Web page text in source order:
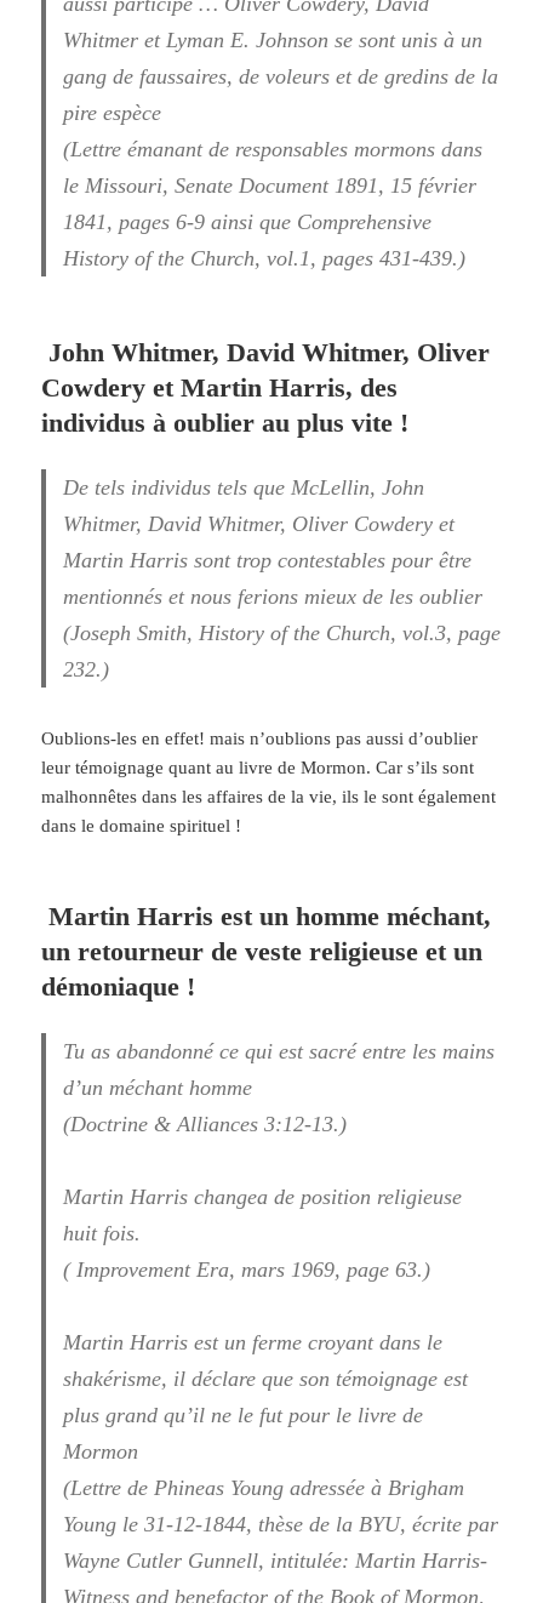
Whitmer et Lyman E. Johnson se sont unis à un
gang de faussaires, de voleurs et de gredins de la
pire espèce
(Lettre émanant de responsables mormons dans
le Missouri, Senate Document 1891, 15 février
1841, pages 6-9 ainsi que Comprehensive
History of the Church, vol.1, pages 431-439.)
John Whitmer, David Whitmer, Oliver
Cowdery et Martin Harris, des
individus àoublier au plus vite !
De tels individus tels que McLellin, John
Whitmer, David Whitmer, Oliver Cowdery et
Martin Harris sont trop contestables pour être
mentionnés et nous ferions mieux de les oublier
(Joseph Smith, History of the Church, vol.3, page
232.)
Oublions-les en effet! mais n’oublions pas aussi d’oublier
leur témoignage quant au livre de Mormon. Car s’ils sont
malhonnêtes dans les affaires de la vie, ils le sont également
dans le domaine spirituel !
Martin Harris est un hommeméchant,
un retourneur de veste religieuse et un
démoniaque !
Tu as abandonné ce qui est sacré entre les mains
d’un méchant homme
(Doctrine & Alliances 3:12-13.)
Martin Harris changea de position religieuse
huit fois.
( Improvement Era, mars 1969, page 63.)
Martin Harris est un ferme croyant dans le
shakérisme, il déclare que son témoignage est
plus grand qu’il ne le fut pour le livre de
Mormon
(Lettre de Phineas Young adressée à Brigham
Young le 31-12-1844, thèse de la BYU, écrite par
Wayne Cutler Gunnell, intitulée: Martin Harris-
Witness and benefactor of the Book of Mormon,